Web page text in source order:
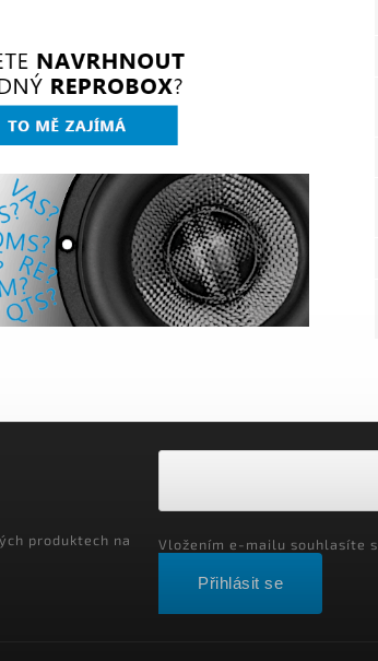
produktech na
Vložením e-mailu souhlasíte s
Přihlásit se